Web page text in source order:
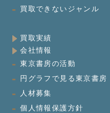
買取できないジャンル
買取実績
会社情報
東京書房の活動
円グラフで見る東京書房
人材募集
個人情報保護方針